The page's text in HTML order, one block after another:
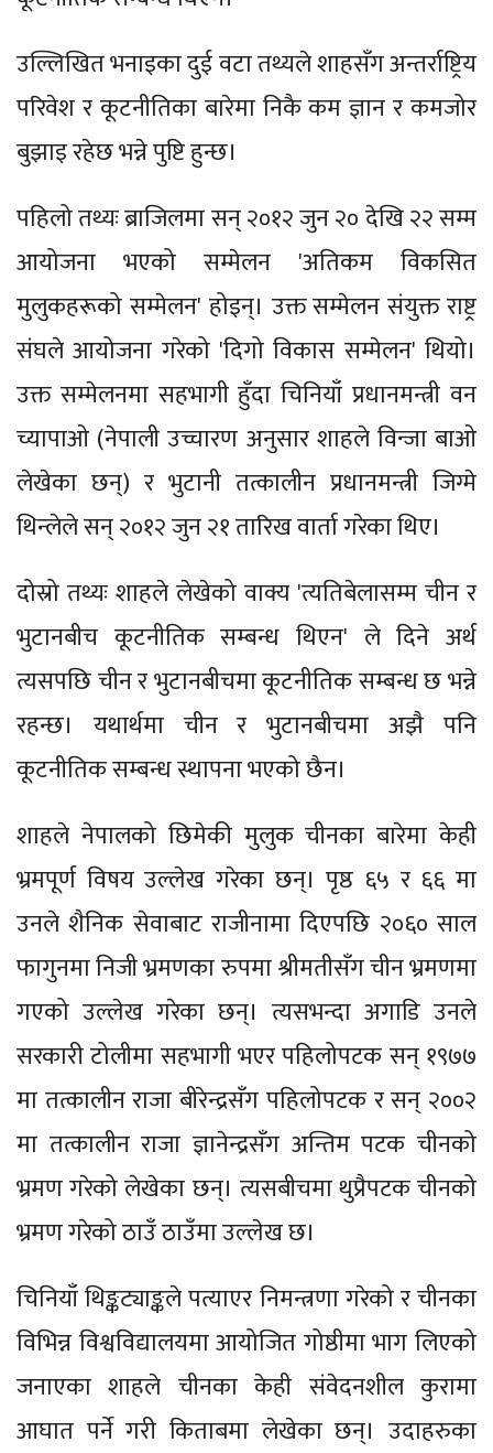
उल्लिखित भनाइका दुई वटा तथ्यले शाहसँग अन्तर्राष्ट्रिय
परिवेश र कूटनीतिका बारेमा निकै कम ज्ञान र कमजोर
बुझाइ रहेछ भन्ने पुष्टि हुन्छ।
पहिलो तथ्यः ब्राजिलमा सन् २०१२ जुन २० देखि २२ सम्म
आयोजना भएको सम्मेलन 'अतिकम विकसित
मुलुकहरूको सम्मेलन' होइन्। उक्त सम्मेलन संयुक्त राष्ट्र
संघले आयोजना गरेको 'दिगो विकास सम्मेलन' थियो।
उक्त सम्मेलनमा सहभागी हुँदा चिनियाँ प्रधानमन्त्री वन
च्यापाओ (नेपाली उच्चारण अनुसार शाहले विन्जा बाओ
लेखेका छन्) र भुटानी तत्कालीन प्रधानमन्त्री जिग्मे
थिन्लेले सन् २०१२ जुन २१ तारिख वार्ता गरेका थिए।
दोस्रो तथ्यः शाहले लेखेको वाक्य 'त्यतिबेलासम्म चीन र
भुटानबीच कूटनीतिक सम्बन्ध थिएन' ले दिने अर्थ
त्यसपछि चीन र भुटानबीचमा कूटनीतिक सम्बन्ध छ भन्ने
रहन्छ। यथार्थमा चीन र भुटानबीचमा अझै पनि
कूटनीतिक सम्बन्ध स्थापना भएको छैन।
शाहले नेपालको छिमेकी मुलुक चीनका बारेमा केही
भ्रमपूर्ण विषय उल्लेख गरेका छन्। पृष्ठ ६५ र ६६ मा
उनले शैनिक सेवाबाट राजीनामा दिएपछि २०६० साल
फागुनमा निजी भ्रमणका रुपमा श्रीमतीसँग चीन भ्रमणमा
गएको उल्लेख गरेका छन्। त्यसभन्दा अगाडि उनले
सरकारी टोलीमा सहभागी भएर पहिलोपटक सन् १९७७
मा तत्कालीन राजा बीरेन्द्रसँग पहिलोपटक र सन् २००२
मा तत्कालीन राजा ज्ञानेन्द्रसँग अन्तिम पटक चीनको
भ्रमण गरेको लेखेका छन्। त्यसबीचमा थुप्रैपटक चीनको
भ्रमण गरेको ठाउँ ठाउँमा उल्लेख छ।
चिनियाँ थिङ्कट्याङ्कले पत्याएर निमन्त्रणा गरेको र चीनका
विभिन्न विश्वविद्यालयमा आयोजित गोष्ठीमा भाग लिएको
जनाएका शाहले चीनका केही संवेदनशील कुरामा
आघात पर्ने गरी किताबमा लेखेका छन्। उदाहरुका